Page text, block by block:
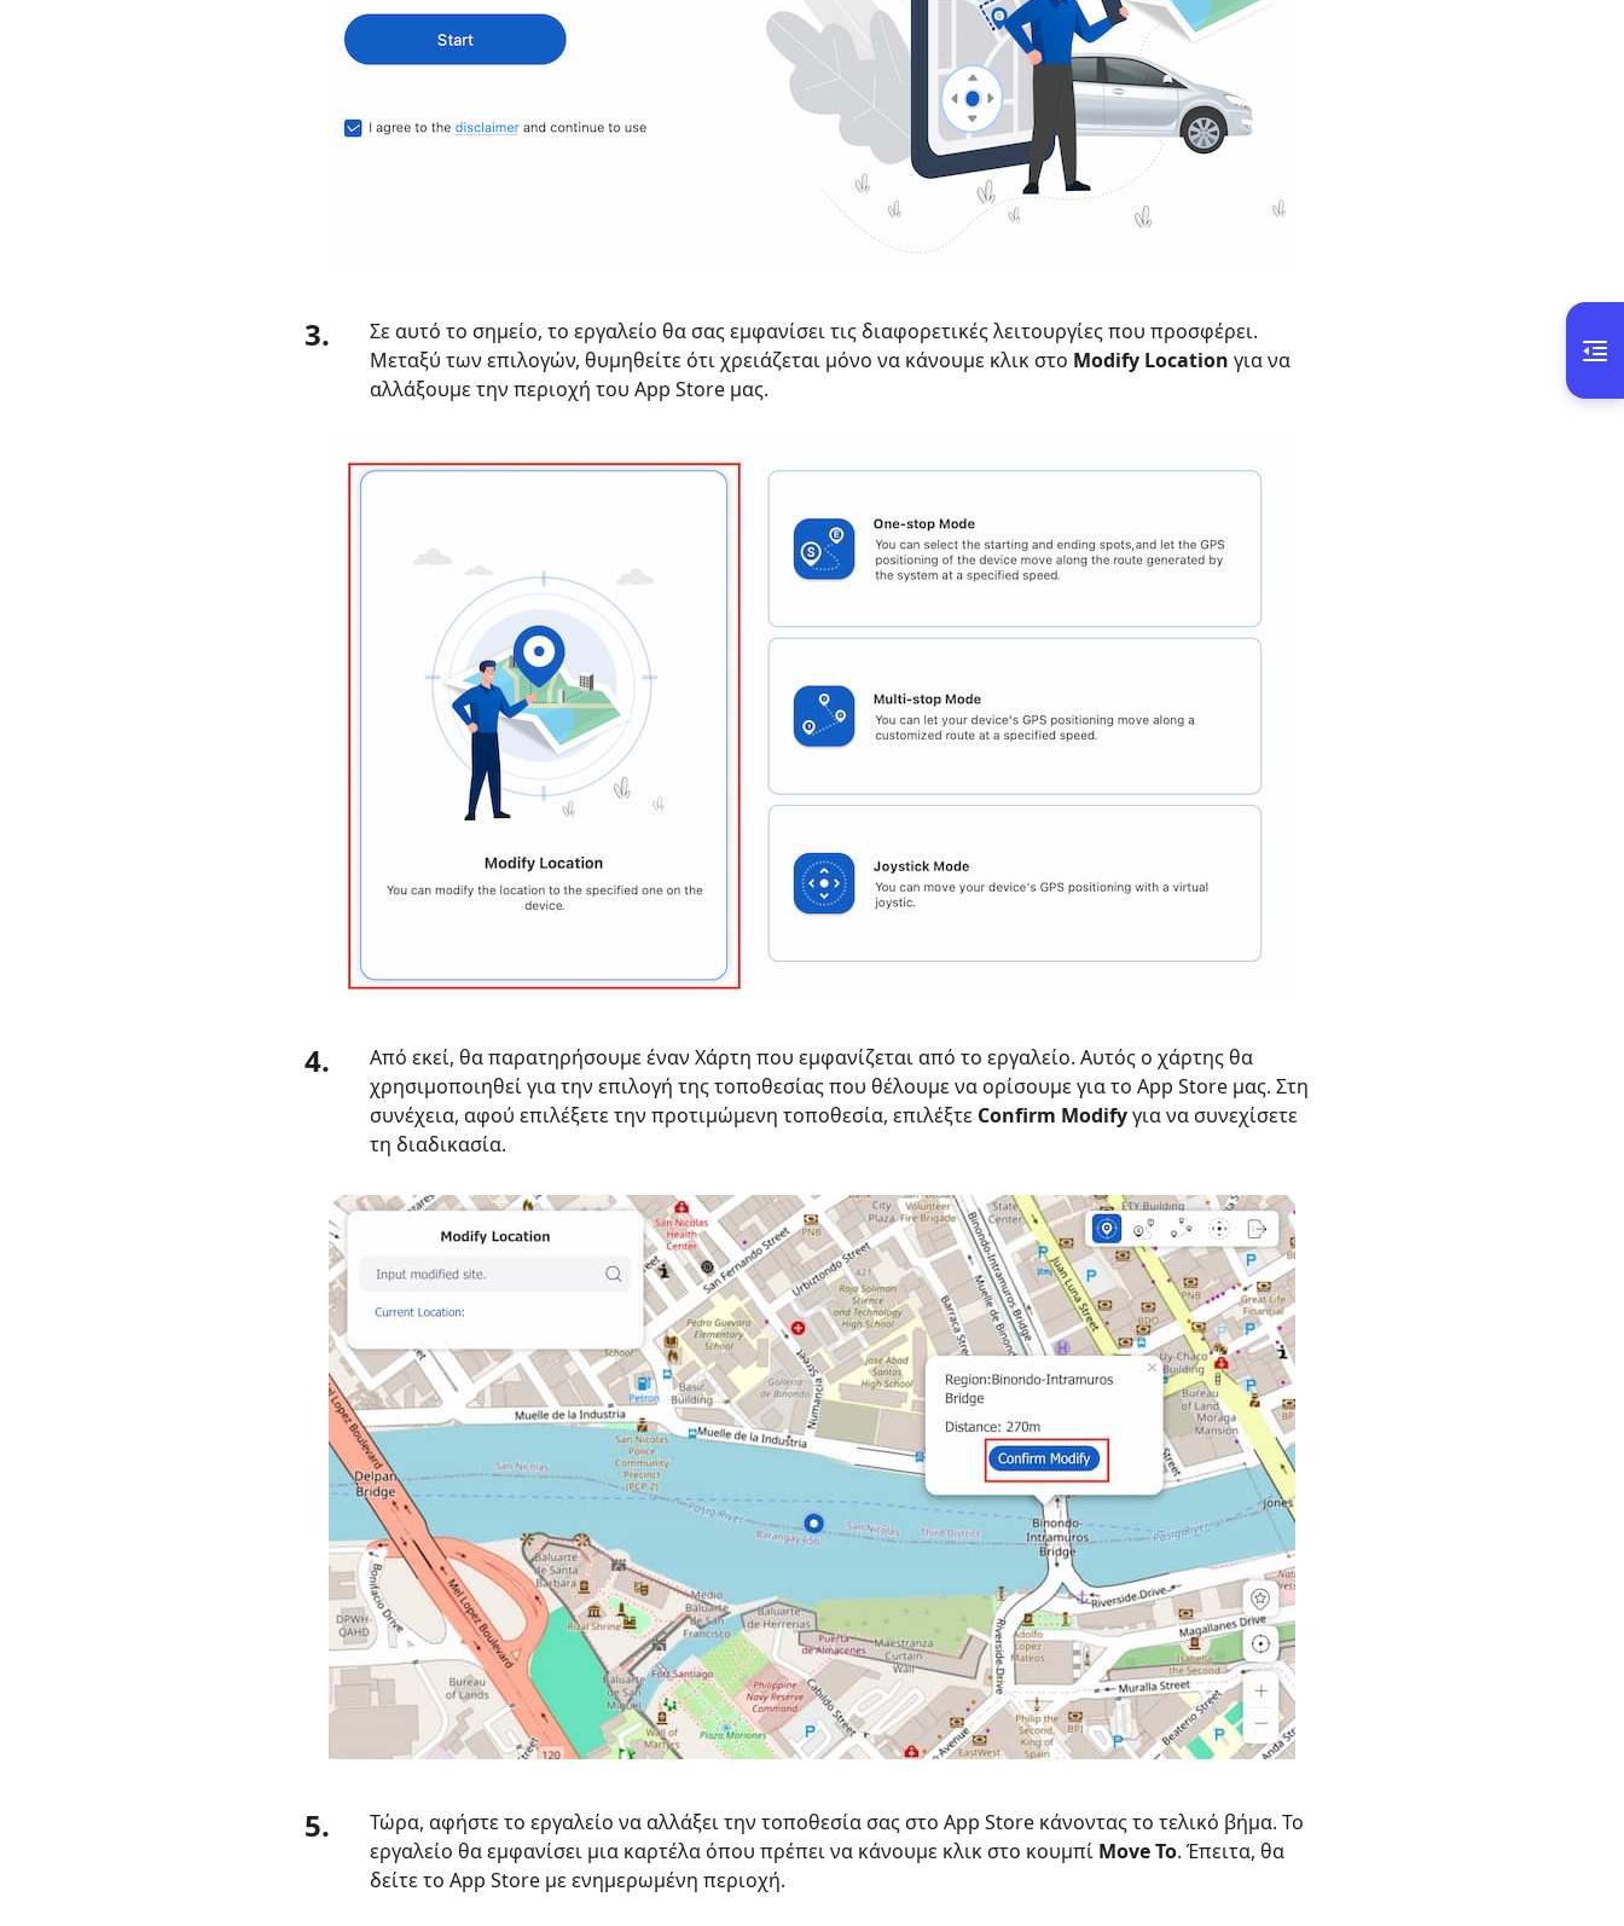
3.
Σε αυτό το σημείο, το εργαλείο θα σας εμφανίσει τις διαφορετικές λειτουργίες που προσφέρει.
Μεταξύ των επιλογών, θυμηθείτε ότι χρειάζεται μόνο να κάνουμε κλικ στο Modify Location για να
αλλάξουμε την περιοχή του App Store μας.
4.
Από εκεί, θα παρατηρήσουμε έναν Χάρτη που εμφανίζεται από το εργαλείο. Αυτός ο χάρτης θα
χρησιμοποιηθεί για την επιλογή της τοποθεσίας που θέλουμε να ορίσουμε για το App Store μας. Στη
συνέχεια, αφού επιλέξετε την προτιμώμενη τοποθεσία, επιλέξτε Confirm Modifyγια να συνεχίσετε
τη διαδικασία.
5.
Τώρα, αφήστε το εργαλείο να αλλάξει την τοποθεσία σας στο App Store κάνοντας το τελικό βήμα. Το
εργαλείο θα εμφανίσει μια καρτέλα όπου πρέπει να κάνουμε κλικ στο κουμπί Move To. Έπειτα, θα
δείτε το App Store με ενημερωμένη περιοχή.